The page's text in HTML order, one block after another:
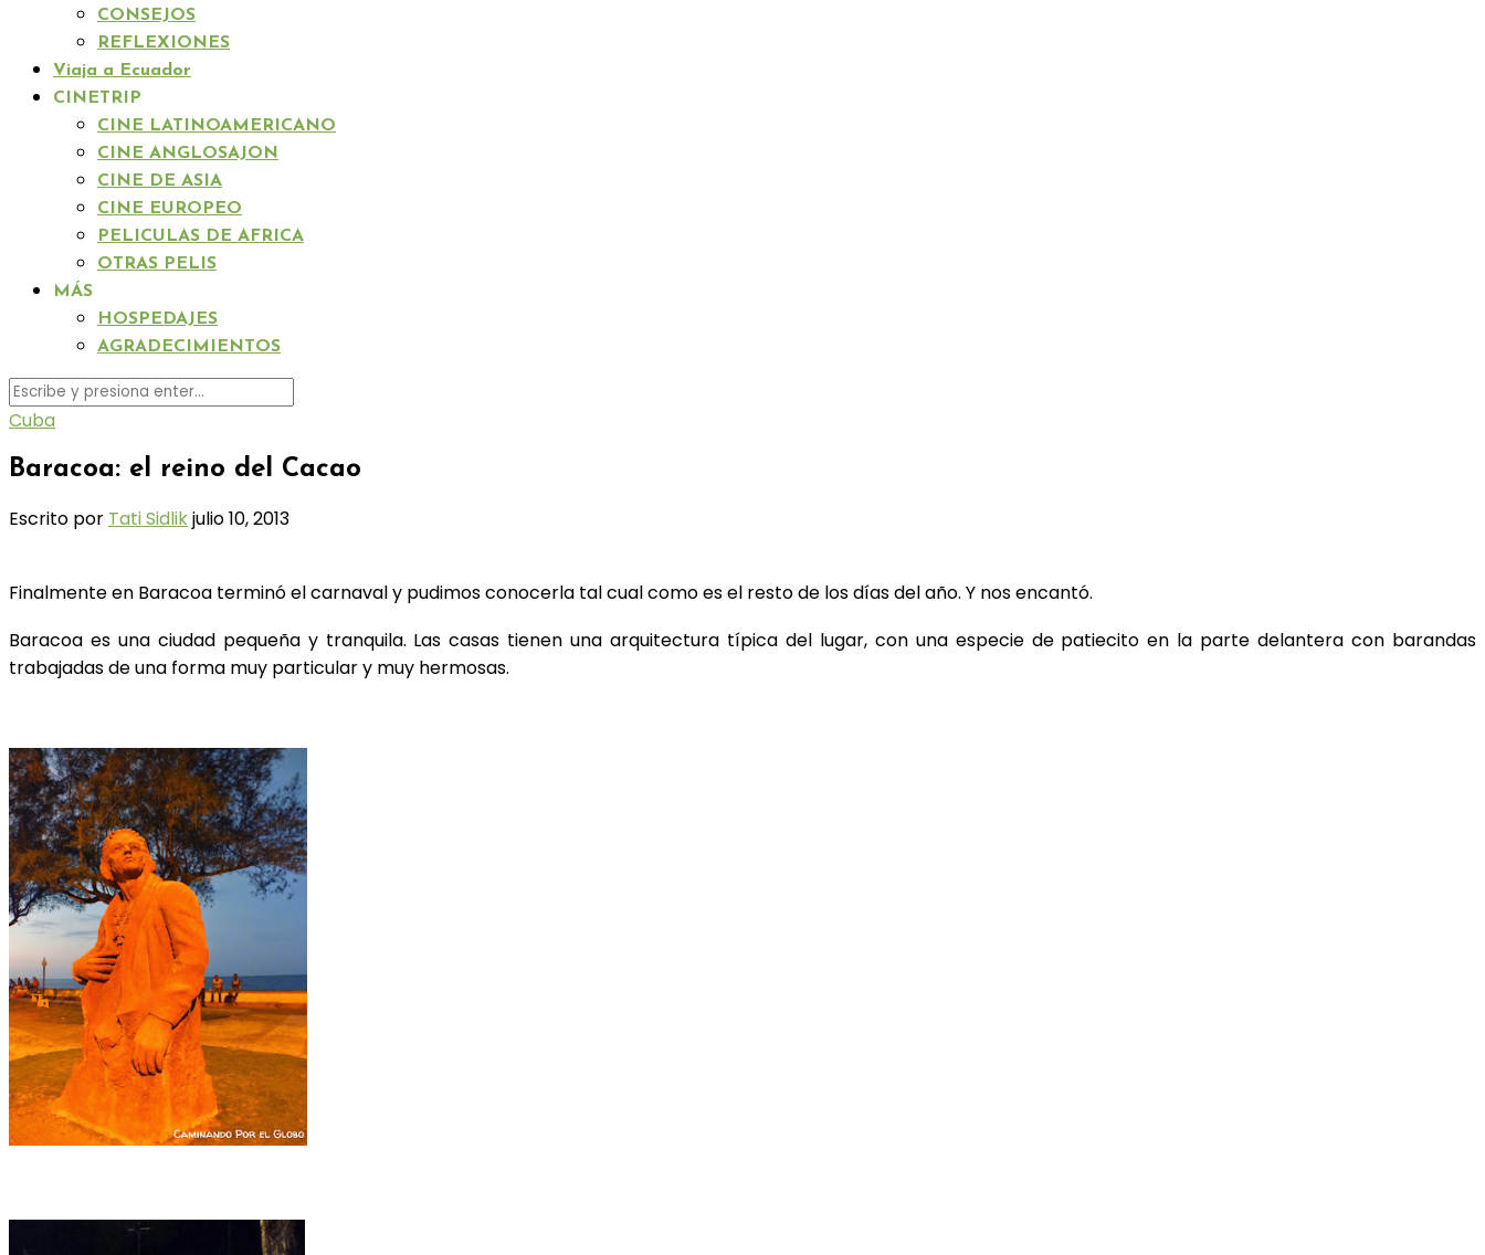
CONSEJOS
REFLEXIONES
Viaja a Ecuador
CINETRIP
CINE LATINOAMERICANO
CINE ANGLOSAJON
CINE DE ASIA
CINE EUROPEO
PELICULAS DE AFRICA
OTRAS PELIS
MÁS
HOSPEDAJES
AGRADECIMIENTOS
Cuba
Baracoa: el reino del Cacao
Escrito por Tati Sidlikjulio 10, 2013
Finalmente en Baracoa terminó el carnaval y pudimos conocerla tal cual como es el resto de los días del año. Y nos encantó.
Baracoa es una ciudad pequeña y tranquila. Las casas tienen una arquitectura típica del lugar, con una especie de patiecito en la parte delantera con barandas
trabajadas de una forma muy particular y muy hermosas.